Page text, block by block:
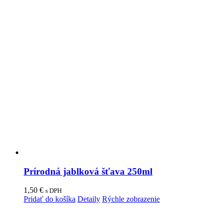
Prírodná jablková šťava 250ml
1,50 € s DPH
Pridať do košíka Detaily Rýchle zobrazenie